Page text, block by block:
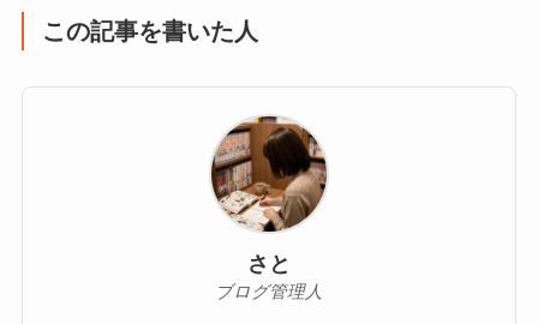
この記事を書いた人
さと
ブログ管理人